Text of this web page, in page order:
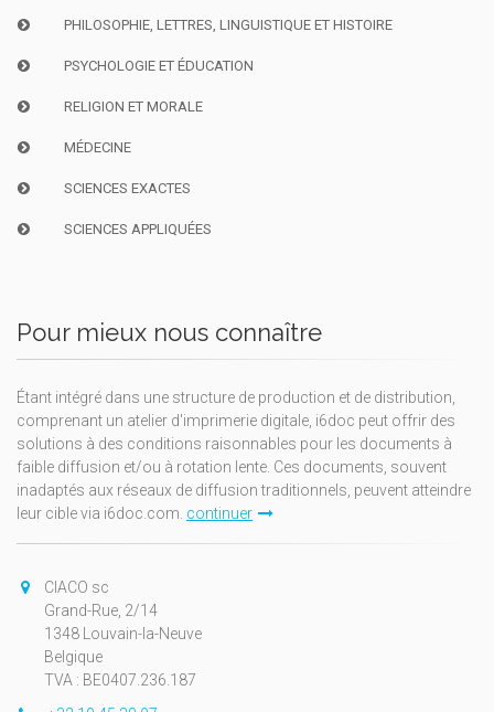
PHILOSOPHIE, LETTRES, LINGUISTIQUE ET HISTOIRE
PSYCHOLOGIE ET ÉDUCATION
RELIGION ET MORALE
MÉDECINE
SCIENCES EXACTES
SCIENCES APPLIQUÉES
Pour mieux nous connaître
Étant intégré dans une structure de production et de distribution,
comprenant un atelier d'imprimerie digitale, i6doc peut offrir des
solutions à des conditions raisonnables pour les documents à
faible diffusion et/ou à rotation lente. Ces documents, souvent
inadaptés aux réseaux de diffusion traditionnels, peuvent atteindre
leur cible via i6doc.com. continuer
CIACO sc
Grand-Rue, 2/14
1348 Louvain-la-Neuve
Belgique
TVA : BE0407.236.187